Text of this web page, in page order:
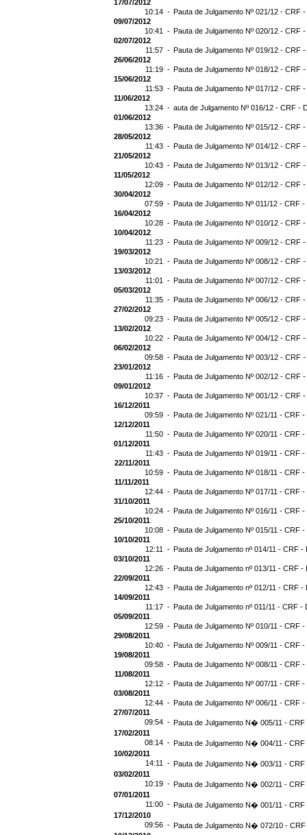
17/07/2012
10:14 - Pauta de Julgamento Nº 021/12 - CRF
09/07/2012
10:41 - Pauta de Julgamento Nº 020/12 - CRF
02/07/2012
11:57 - Pauta de Julgamento Nº 019/12 - CRF
26/06/2012
11:19 - Pauta de Julgamento Nº 018/12 - CRF
15/06/2012
11:53 - Pauta de Julgamento Nº 017/12 - CRF
11/06/2012
13:24 - auta de Julgamento Nº 016/12 - CRF -
01/06/2012
13:36 - Pauta de Julgamento Nº 015/12 - CRF
28/05/2012
11:43 - Pauta de Julgamento Nº 014/12 - CRF
21/05/2012
10:43 - Pauta de Julgamento Nº 013/12 - CRF
11/05/2012
12:09 - Pauta de Julgamento Nº 012/12 - CRF
30/04/2012
07:59 - Pauta de Julgamento Nº 011/12 - CRF
16/04/2012
10:28 - Pauta de Julgamento Nº 010/12 - CRF
10/04/2012
11:23 - Pauta de Julgamento Nº 009/12 - CRF
19/03/2012
10:21 - Pauta de Julgamento Nº 008/12 - CRF
13/03/2012
11:01 - Pauta de Julgamento Nº 007/12 - CRF
05/03/2012
11:35 - Pauta de Julgamento Nº 006/12 - CRF
27/02/2012
09:23 - Pauta de Julgamento Nº 005/12 - CRF
13/02/2012
10:22 - Pauta de Julgamento Nº 004/12 - CRF
06/02/2012
09:58 - Pauta de Julgamento Nº 003/12 - CRF
23/01/2012
11:16 - Pauta de Julgamento Nº 002/12 - CRF
09/01/2012
10:37 - Pauta de Julgamento Nº 001/12 - CRF
16/12/2011
09:59 - Pauta de Julgamento Nº 021/11 - CRF -
12/12/2011
11:50 - Pauta de Julgamento Nº 020/11 - CRF -
01/12/2011
11:43 - Pauta de Julgamento Nº 019/11 - CRF -
22/11/2011
10:59 - Pauta de Julgamento Nº 018/11 - CRF -
11/11/2011
12:44 - Pauta de Julgamento Nº 017/11 - CRF -
31/10/2011
10:24 - Pauta de Julgamento Nº 016/11 - CRF -
25/10/2011
10:08 - Pauta de Julgamento Nº 015/11 - CRF -
10/10/2011
12:11 - Pauta de Julgamento nº 014/11 - CRF -
03/10/2011
12:26 - Pauta de Julgamento nº 013/11 - CRF -
22/09/2011
12:43 - Pauta de Julgamento nº 012/11 - CRF -
14/09/2011
11:17 - Pauta de Julgamento nº 011/11 - CRF -
05/09/2011
12:59 - Pauta de Julgamento Nº 010/11 - CRF -
29/08/2011
10:40 - Pauta de Julgamento Nº 009/11 - CRF -
19/08/2011
09:58 - Pauta de Julgamento Nº 008/11 - CRF -
11/08/2011
12:12 - Pauta de Julgamento Nº 007/11 - CRF -
03/08/2011
12:44 - Pauta de Julgamento Nº 006/11 - CRF -
27/07/2011
09:54 - Pauta de Julgamento N� 005/11 - CRF
17/02/2011
08:14 - Pauta de Julgamento N� 004/11 - CRF
10/02/2011
14:11 - Pauta de Julgamento N� 003/11 - CRF
03/02/2011
10:19 - Pauta de Julgamento N� 002/11 - CRF
07/01/2011
11:00 - Pauta de Julgamento N� 001/11 - CRF
17/12/2010
09:56 - Pauta de Julgamento N� 072/10 - CRF